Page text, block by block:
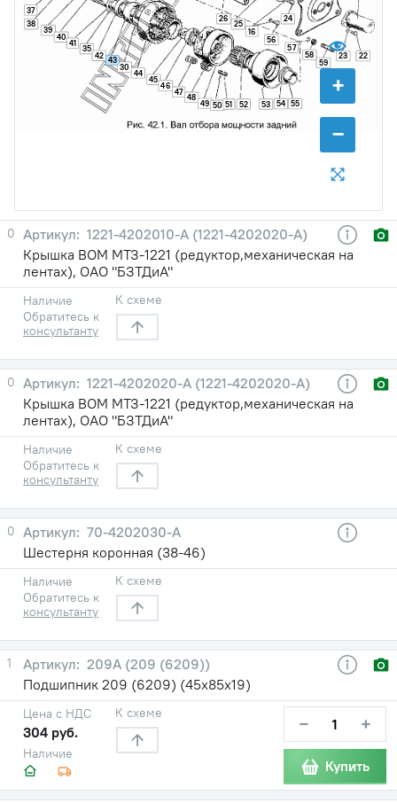
+
−
16
22
23
24
25
26
30
35
37
38
39
40
41
42 43
44
45
46
47
48
49 50 51 52 53 54 55
56
57
58
59
0
1221-4202010-A (1221-4202020-А)
Крышка ВОМ МТЗ-1221 (редуктор,механическая на
лентах), ОАО "БЗТДиА"
Наличие
Обратитесь к
консультанту
К схеме
0
1221-4202020-A (1221-4202020-А)
Крышка ВОМ МТЗ-1221 (редуктор,механическая на
лентах), ОАО "БЗТДиА"
Наличие
Обратитесь к
консультанту
К схеме
0
70-4202030-A
Шестерня коронная (38-46)
Наличие
Обратитесь к
консультанту
К схеме
1
209А (209 (6209))
Подшипник 209 (6209) (45х85х19)
Наличие
Цена с НДС
304 руб.
К схеме − +
Купить